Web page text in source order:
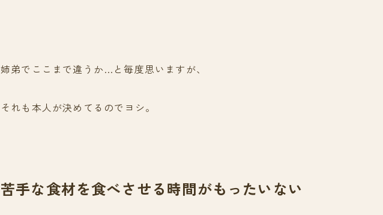
姉弟でここまで違うか…と毎度思いますが、
それも本人が決めてるのでヨシ。
苦手な食材を食べさせる時間がもったいない